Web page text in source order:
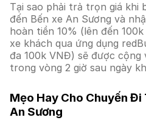
Tại sao phải trả trọn giá khi
đến Bến xe An Sương và
hoàn tiền 10% (lên đến
xe khách qua ứng dụng
đa 100k VNĐ) sẽ được cộng
trong vòng 2 giờ sau ngày
Mẹo Hay Cho Chuyến
An Sương